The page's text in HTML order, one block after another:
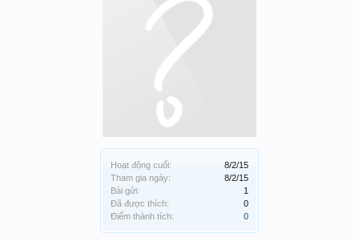
Hoạt động cuối:
8/2/15
Tham gia ngày:
8/2/15
Bài gửi:
1
Đã được thích:
0
Điểm thành tích:
0